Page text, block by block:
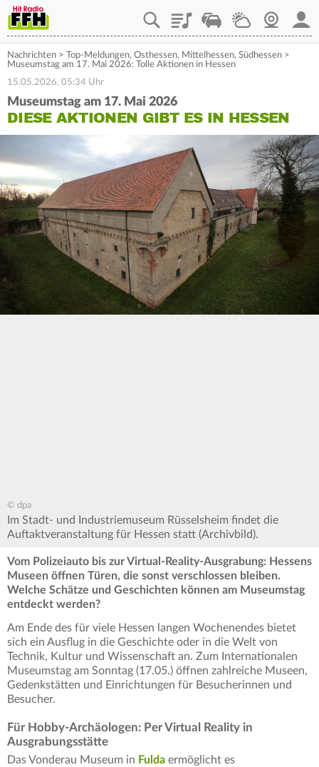
PlaylistStaupilotWetterWebcam
Nachrichten > Top-Meldungen, Osthessen, Mittelhessen, Südhessen >
Museumstag am 17. Mai 2026: Tolle Aktionen in Hessen
15.05.2026, 05:34 Uhr
Museumstag am 17. Mai 2026
DIESE AKTIONEN GIBT ES IN HESSEN
© dpa
Im Stadt- und Industriemuseum Rüsselsheim findet die
Auftaktveranstaltung für Hessen statt (Archivbild).
Vom Polizeiauto bis zur Virtual-Reality-Ausgrabung: Hessens
Museen öffnen Türen, die sonst verschlossen bleiben.
Welche Schätze und Geschichten können am Museumstag
entdeckt werden?
Am Ende des für viele Hessen langen Wochenendes bietet
sich ein Ausflug in die Geschichte oder in die Welt von
Technik, Kultur und Wissenschaft an. Zum Internationalen
Museumstag am Sonntag (17.05.) öffnen zahlreiche Museen,
Gedenkstätten und Einrichtungen für Besucherinnen und
Besucher.
Für Hobby-Archäologen: Per Virtual Reality in
Ausgrabungsstätte
Das Vonderau Museum in Fulda ermöglicht es